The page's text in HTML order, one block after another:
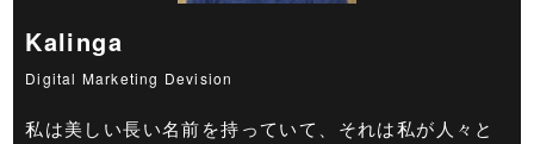
Kalinga
Digital Marketing Devision
私は美しい長い名前を持っていて、それは私が人々と